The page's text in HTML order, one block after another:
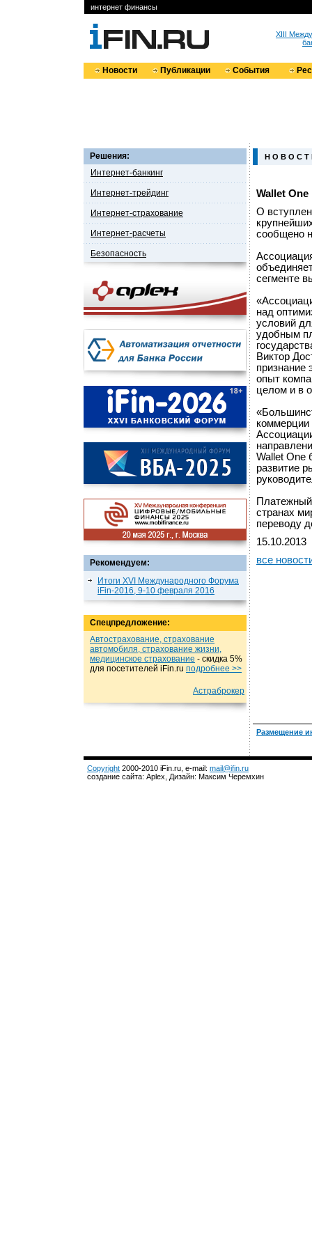
интернет финансы
XIII
Новости Публикации События
Решения:
Интернет-банкинг
Интернет-трейдинг
Интернет-страхование
Интернет-расчеты
Безопасность
Рекомендуем:
Итоги XVI Международного Форума
iFin-2016, 9-10 февраля 2016
Спецпредложение:
Автострахование, страхование
автомобиля, страхование жизни,
медицинское страхование - cкидка 5%
для посетителей iFin.ru подробнеe >>
Астраброкер
Н О В О С Т
Wallet
О
сообщено
сегменте
над
условий
удобным
Виктор
признание
опыт
целом и в
коммерции
Wallet One
развитие
Платежный
странах
переводу
15.10.2013
все
Размещение
Copyright 2000-2010 iFin.ru, e-mail: mail@ifin.ru
создание сайта: Aplex, Дизайн: Максим Черемхин